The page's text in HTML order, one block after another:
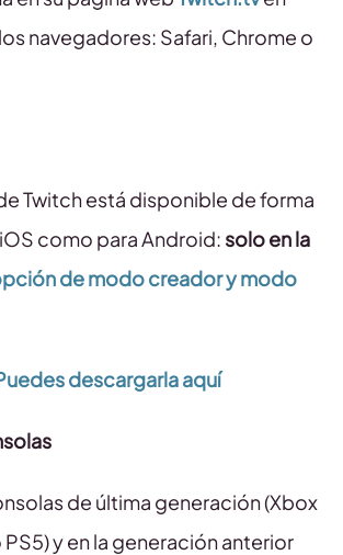
navegadores: Safari, Chrome o
Twitch está disponible de forma
como para Android: solo en la
de modo creador y modo
descargarla aquí
de última generación (Xbox
y en la generación anterior